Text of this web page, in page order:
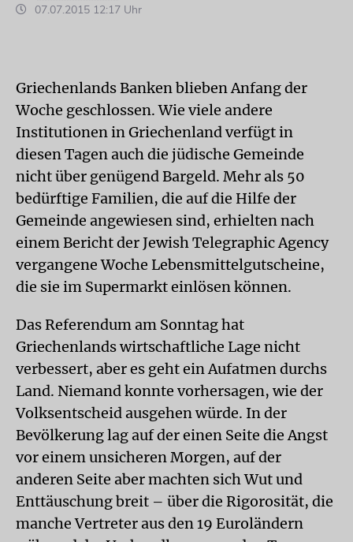
07.07.2015 12:17 Uhr
Griechenlands Banken blieben Anfang der
Woche geschlossen. Wie viele andere
Institutionen in Griechenland verfügt in
diesen Tagen auch die jüdische Gemeinde
nicht über genügend Bargeld. Mehr als 50
bedürftige Familien, die auf die Hilfe der
Gemeinde angewiesen sind, erhielten nach
einem Bericht der Jewish Telegraphic Agency
vergangene Woche Lebensmittelgutscheine,
die sie im Supermarkt einlösen können.
Das Referendum am Sonntag hat
Griechenlands wirtschaftliche Lage nicht
verbessert, aber es geht ein Aufatmen durchs
Land. Niemand konnte vorhersagen, wie der
Volksentscheid ausgehen würde. In der
Bevölkerung lag auf der einen Seite die Angst
vor einem unsicheren Morgen, auf der
anderen Seite aber machten sich Wut und
Enttäuschung breit – über die Rigorosität, die
manche Vertreter aus den 19 Euroländern